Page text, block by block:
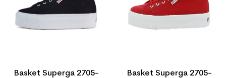
Basket Superga 2705-
Basket Superga 2705-